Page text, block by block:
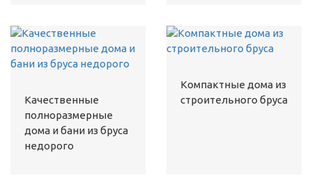
Качественные
полноразмерные
дома и бани из бруса
недорого
Компактные дома из
строительного бруса